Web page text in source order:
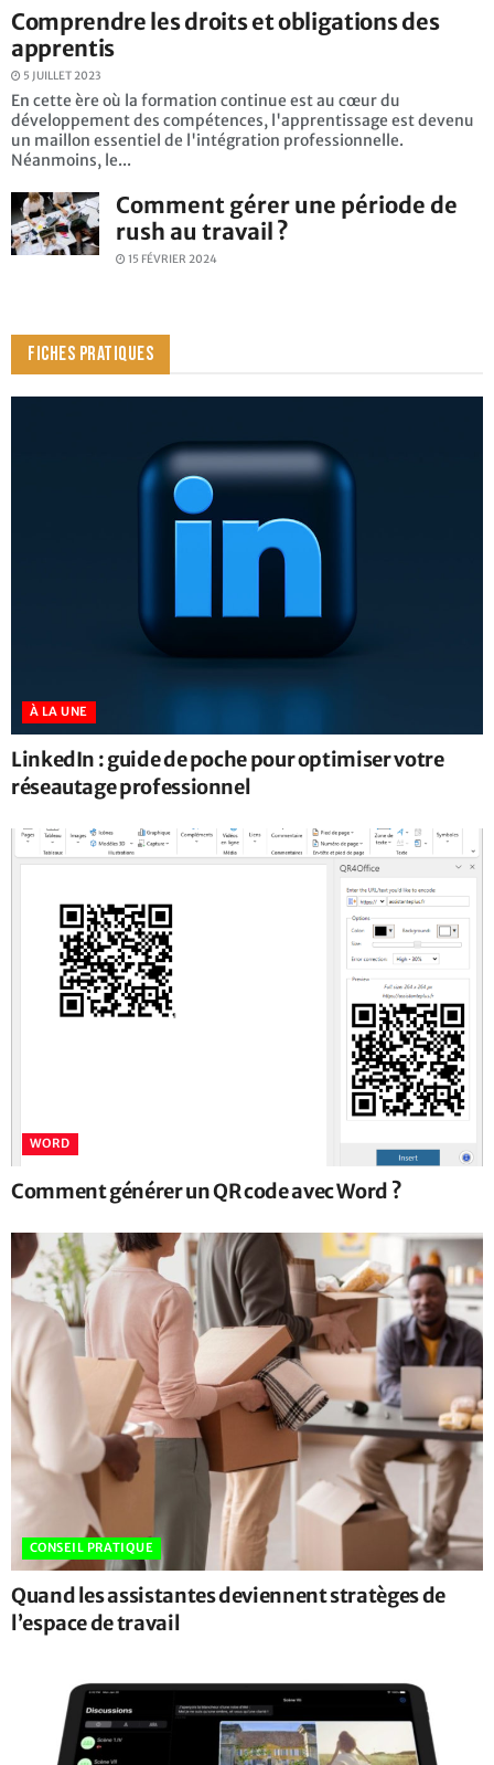
Comprendre les droits et obligations des
apprentis
5 JUILLET 2023
En cette ère où la formation continue est au cœur du
développement des compétences, l'apprentissage est devenu
un maillon essentiel de l'intégration professionnelle.
Néanmoins, le...
Comment gérer une période de
rush au travail ?
15 FÉVRIER 2024
FICHES PRATIQUES
À LA UNE
LinkedIn : guide de poche pour optimiser votre
réseautage professionnel
WORD
Comment générer un QR code avec Word ?
CONSEIL PRATIQUE
Quand les assistantes deviennent stratèges de
l’espace de travail